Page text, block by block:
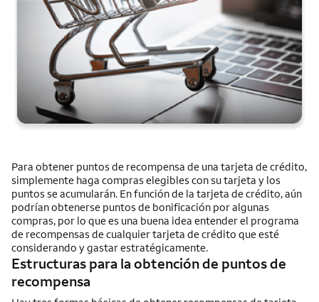
Para obtener puntos de recompensa de una tarjeta de crédito,
simplemente haga compras elegibles con su tarjeta y los
puntos se acumularán. En función de la tarjeta de crédito, aún
podrían obtenerse puntos de bonificación por algunas
compras, por lo que es una buena idea entender el programa
de recompensas de cualquier tarjeta de crédito que esté
considerando y gastar estratégicamente.
Estructuras para la obtención de puntos de
recompensa